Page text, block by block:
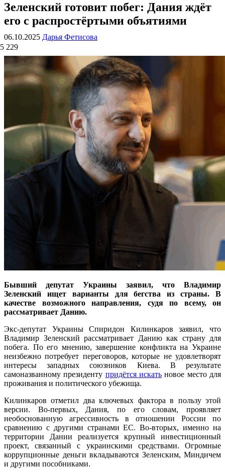
ВОЕННЫЕ СТРАНИЦЫ
СТАТЬИ ВОЕННОЙ ТЕМАТИКИ
Зеленский готовит побег: Дания ждёт
его с распростёртыми объятиями
06.10.2025 Дарья Фетисова
5 229
Бывший депутат Украины заявил, что Владимир
Зеленский ищет варианты для бегства из страны. В
качестве возможного направления, судя по всему, он
рассматривает Данию.
Экс-депутат Украины Спиридон Килинкаров заявил, что
Владимир Зеленский рассматривает Данию как страну для
побега. По его мнению, завершение конфликта на Украине
неизбежно потребует переговоров, которые не удовлетворят
интересы западных союзников Киева. В результате
самоназванному президенту придётся искать новое место для
проживания и политического убежища.
Килинкаров отметил два ключевых фактора в пользу этой
версии. Во-первых, Дания, по его словам, проявляет
необоснованную агрессивность в отношении России по
сравнению с другими странами ЕС. Во-вторых, именно на
территории Дании реализуется крупный инвестиционный
проект, связанный с украинскими средствами. Огромные
коррупционные деньги вкладываются Зеленским, Миндичем
и другими пособниками.